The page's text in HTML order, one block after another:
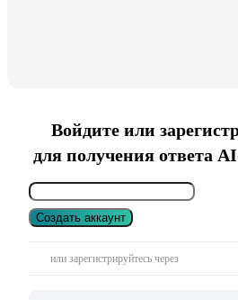
Войдите или
для получения ответа
Создать аккаунт
или зарегистрируйтесь через